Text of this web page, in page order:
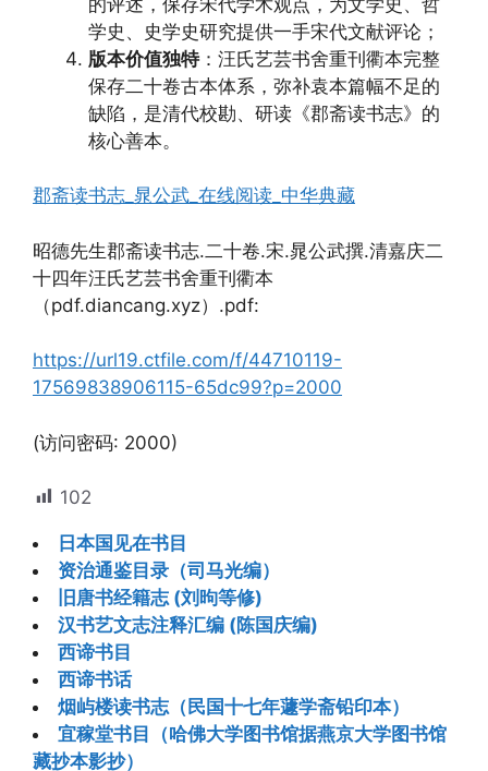
学史、史学史研究提供一手宋代文献评论；
版本价值独特：汪氏艺芸书舍重刊衢本完整
保存二十卷古本体系，弥补袁本篇幅不足的
缺陷，是清代校勘、研读《郡斋读书志》的
核心善本。
郡斋读书志_晁公武_在线阅读_中华典藏
昭德先生郡斋读书志.二十卷.宋.晁公武撰.清嘉庆二
十四年汪氏艺芸书舍重刊衢本
（pdf.diancang.xyz）.pdf:
https://url19.ctfile.com/f/44710119-
17569838906115-65dc99?p=2000
(访问密码: 2000)
102
日本国见在书目
资治通鉴目录（司马光编）
旧唐书经籍志 (刘昫等修)
汉书艺文志注释汇编 (陈国庆编)
西谛书目
西谛书话
烟屿楼读书志（民国十七年蘧学斋铅印本）
宜稼堂书目（哈佛大学图书馆据燕京大学图书馆
藏抄本影抄）